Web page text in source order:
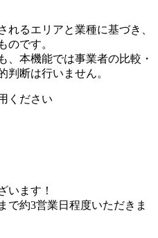
るエリアと業種に基づき、
のです。
、本機能では事業者の比較・
判断は行いません。
ください
います！
で約3営業日程度いただきま